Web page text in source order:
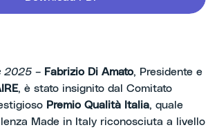
2025 – Fabrizio Di Amato, Presidente e
, è stato insignito dal Comitato
Premio Qualità Italia, quale
Made in Italy riconosciuta a livello